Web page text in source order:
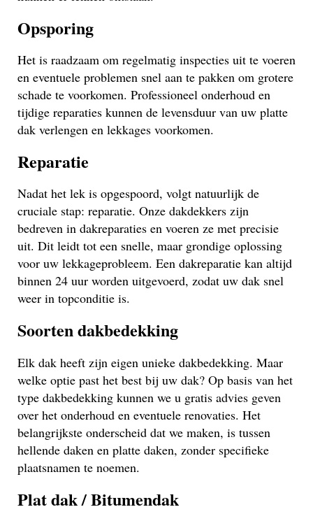
Opsporing
Het is raadzaam om regelmatig inspecties uit te voeren
en eventuele problemen snel aan te pakken om grotere
schade te voorkomen. Professioneel onderhoud en
tijdige reparaties kunnen de levensduur van uw platte
dak verlengen en lekkages voorkomen.
Reparatie
Nadat het lek is opgespoord, volgt natuurlijk de
cruciale stap: reparatie. Onze dakdekkers zijn
bedreven in dakreparaties en voeren ze met precisie
uit. Dit leidt tot een snelle, maar grondige oplossing
voor uw lekkageprobleem. Een dakreparatie kan altijd
binnen 24 uur worden uitgevoerd, zodat uw dak snel
weer in topconditie is.
Soorten dakbedekking
Elk dak heeft zijn eigen unieke dakbedekking. Maar
welke optie past het best bij uw dak? Op basis van het
type dakbedekking kunnen we u gratis advies geven
over het onderhoud en eventuele renovaties. Het
belangrijkste onderscheid dat we maken, is tussen
hellende daken en platte daken, zonder specifieke
plaatsnamen te noemen.
Plat dak / Bitumendak